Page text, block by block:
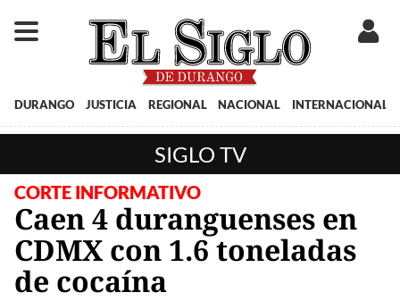
DURANGO JUSTICIA REGIONAL NACIONAL INTERNACIONAL
SIGLO TV
CORTE INFORMATIVO
Caen 4 duranguenses en
CDMX con 1.6 toneladas
de cocaína